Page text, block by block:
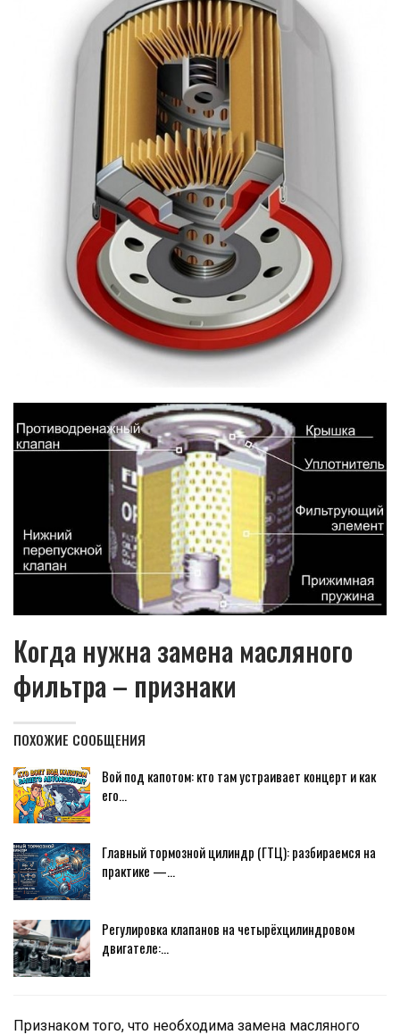
Когда нужна замена масляного
фильтра – признаки
ПОХОЖИЕ СООБЩЕНИЯ
Вой под капотом: кто там устраивает концерт и как
его…
Главный тормозной цилиндр (ГТЦ): разбираемся на
практике —…
Регулировка клапанов на четырёхцилиндровом
двигателе:…
Признаком того, что необходима замена масляного